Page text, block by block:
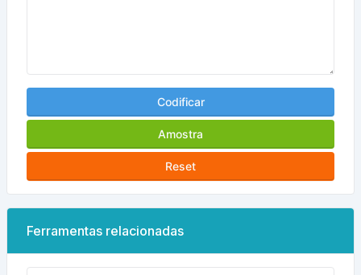
Codificar
Amostra
Reset
Ferramentas relacionadas